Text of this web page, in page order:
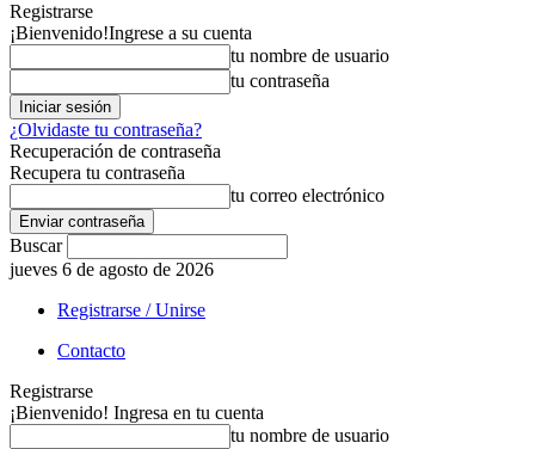
Registrarse
¡Bienvenido!Ingrese a su cuenta
tu nombre de usuario
tu contraseña
¿Olvidaste tu contraseña?
Recuperación de contraseña
Recupera tu contraseña
tu correo electrónico
Buscar
jueves 6 de agosto de 2026
Registrarse / Unirse
Contacto
Registrarse
¡Bienvenido! Ingresa en tu cuenta
tu nombre de usuario